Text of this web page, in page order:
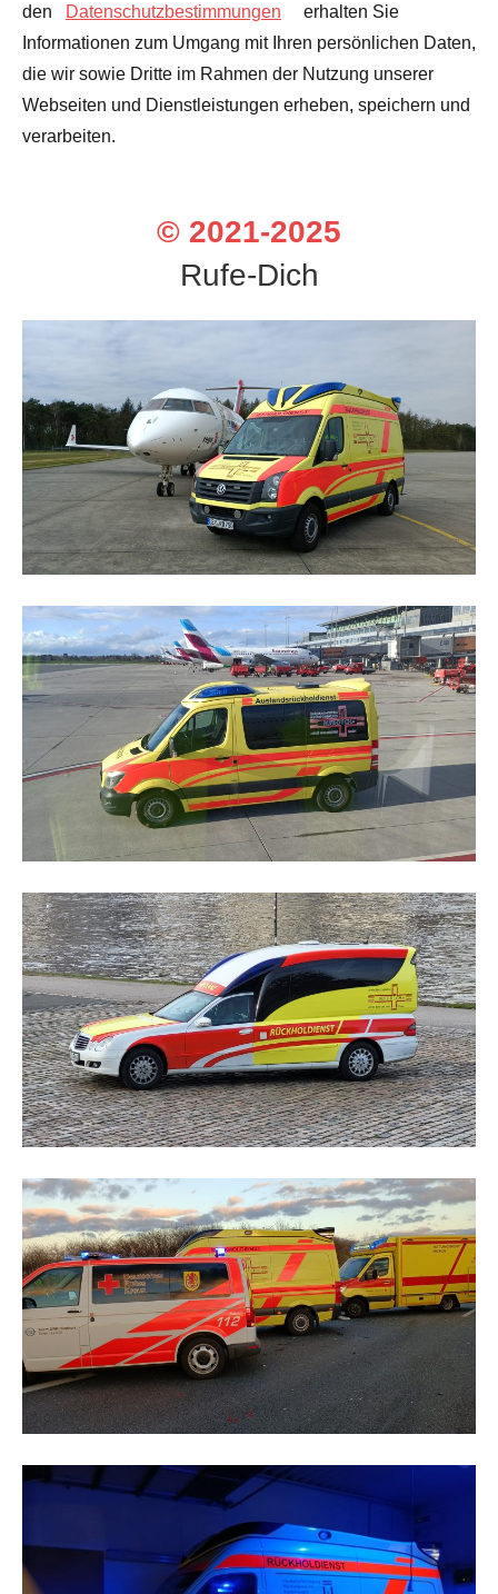
den
Datenschutzbestimmungen erhalten Sie
Informationen zum Umgang mit Ihren persönlichen Daten,
die wir sowie Dritte im Rahmen der Nutzung unserer
Webseiten und Dienstleistungen erheben, speichern und
verarbeiten.
© 2021-2025
Rufe-Dich